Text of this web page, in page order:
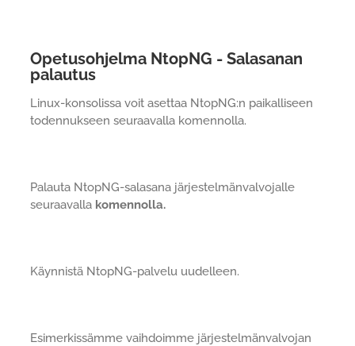
Opetusohjelma NtopNG - Salasanan
palautus
Linux-konsolissa voit asettaa NtopNG:n paikalliseen
todennukseen seuraavalla komennolla.
Palauta NtopNG-salasana järjestelmänvalvojalle
seuraavalla komennolla.
Käynnistä NtopNG-palvelu uudelleen.
Esimerkissämme vaihdoimme järjestelmänvalvojan